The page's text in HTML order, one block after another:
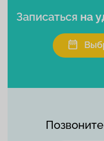
Записаться на